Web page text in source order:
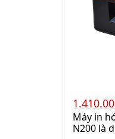
Máy in
N200 là